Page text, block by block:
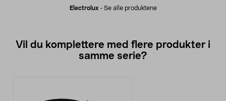
Electrolux- Se alle produktene
Vil du komplettere med flere produkter i
samme serie?